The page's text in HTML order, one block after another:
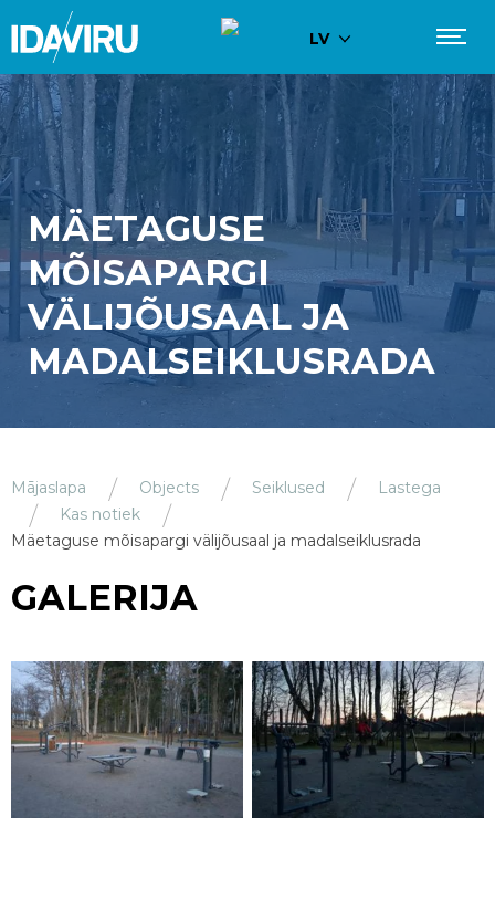
LV
MÄETAGUSE
MÕISAPARGI
VÄLIJÕUSAAL JA
MADALSEIKLUSRADA
Mājaslapa Objects Seiklused
Lastega
Kas notiek
Mäetaguse mõisapargi välijõusaal ja madalseiklusrada
GALERIJA